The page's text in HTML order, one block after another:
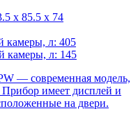
х 85.5 х 74
камеры, л: 405
камеры, л: 145
— современная модель,
Прибор имеет дисплей и
на двери.